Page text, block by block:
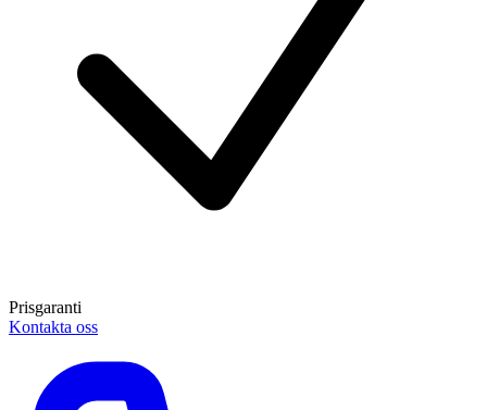
Prisgaranti
Kontakta oss